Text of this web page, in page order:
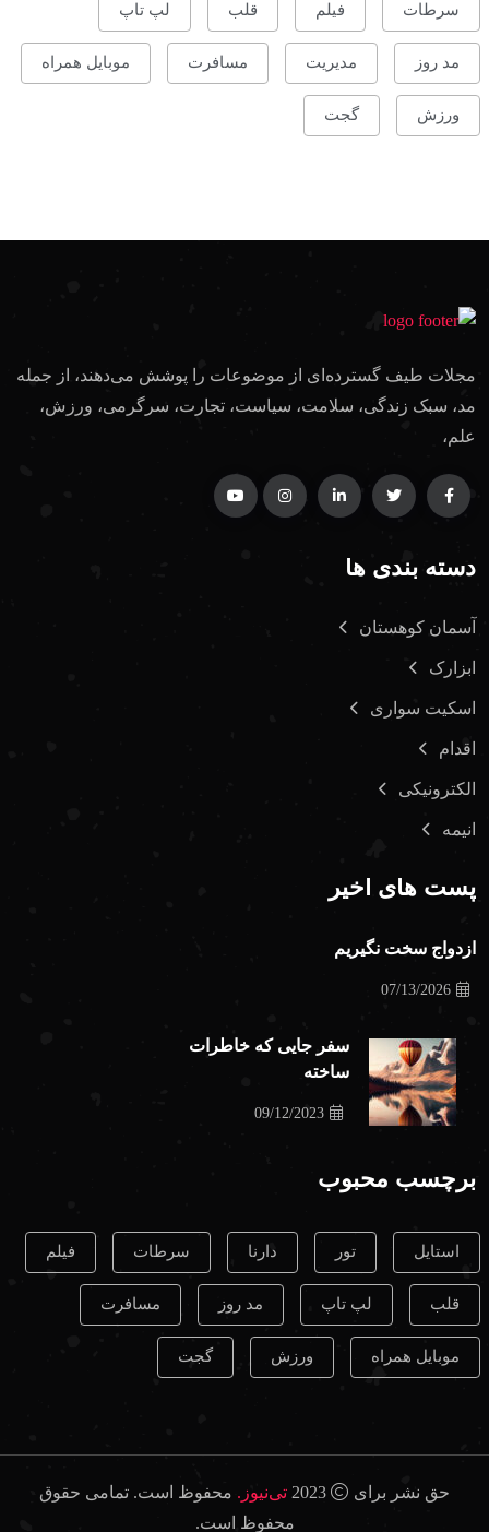
سرطات فیلم قلب لپ تاپ
مد روز مدیریت مسافرت موبایل همراه
ورزش گجت
مجلات طیف گسترده‌ای از موضوعات را پوشش می‌دهند، از جمله
مد، سبک زندگی، سلامت، سیاست، تجارت، سرگرمی، ورزش،
علم،
دسته بندی ها
آسمان کوهستان
ابزارک
اسکیت سواری
اقدام
الکترونیکی
انیمه
پست های اخیر
ازدواج سخت نگیریم
07/13/2026
سفر جایی که خاطرات
ساخته
09/12/2023
برچسب محبوب
استایل تور دارنا سرطات فیلم
قلب لپ تاپ مد روز مسافرت
موبایل همراه ورزش گجت
حق نشر برای تی‌نیوز. محفوظ است. تمامی حقوق
محفوظ است.